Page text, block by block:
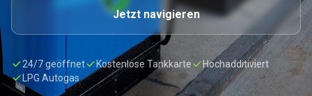
Jetzt navigieren
24/7 geöffnet Kostenlose Tankkarte
Hochadditiviert
LPG Autogas